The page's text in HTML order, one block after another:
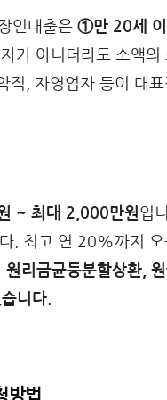
인대출은 ①만 20세 이
가 아니더라도 소액
직, 자영업자 등이 대표
~ 최대 2,000만원입
. 최고 연 20%까지 오
원리금균등분할상환,
니다.
방법